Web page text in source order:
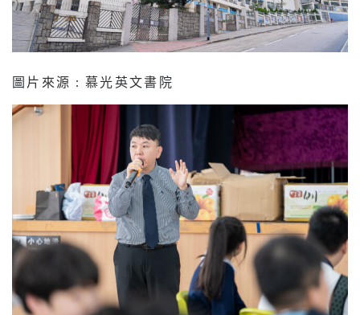
圖片來源 : 慕光英文書院